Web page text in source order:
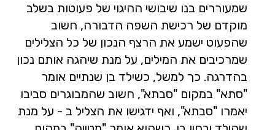
שמעוררים בנו שיבושי ההיגוי של פעוטות בשלב
מוקדם של רכישת השפה הדבורה, חשוב
שהפעוט ישמע את הרצף הנכון של כל הצלילים
שמרכיבים את המילים, על מנת שיהגה אותם נכון
בהדרגה. כך למשל, כשילד בן שנתיים אומר
"סתא" במקום "סבתא", חשוב שהמבוגרים סביבו
יאמרו "סבתא", ואף ידגישו את הצליל ב - על מנת